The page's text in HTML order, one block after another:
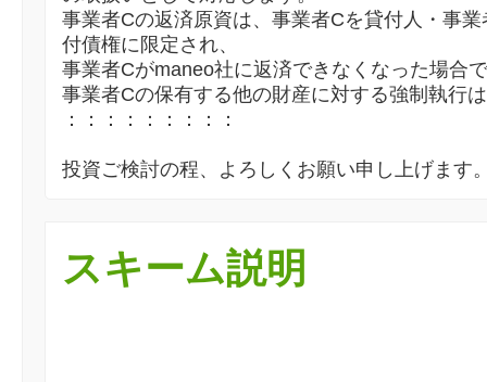
事業者Cの返済原資は、事業者Cを貸付人・事
付債権に限定され、
事業者Cがmaneo社に返済できなくなった場合
事業者Cの保有する他の財産に対する強制執行
：：：：：：：：：
投資ご検討の程、よろしくお願い申し上げます
スキーム説明